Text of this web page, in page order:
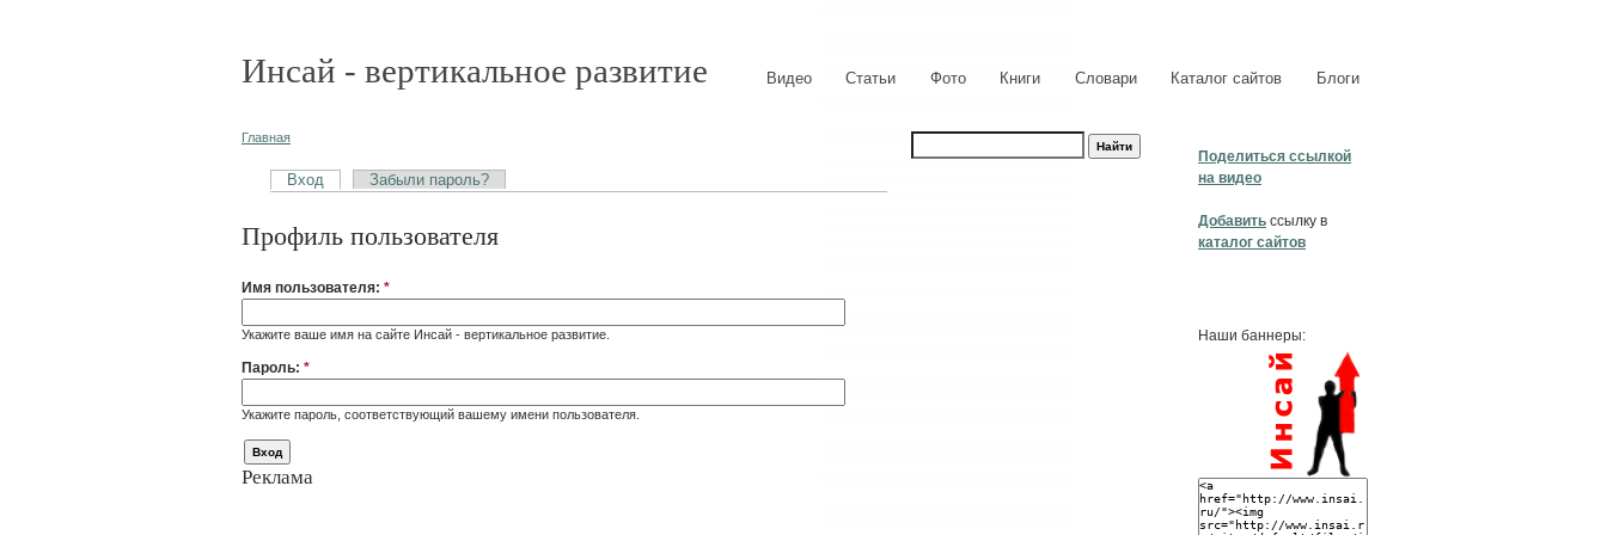
Инсай - вертикальное развитие Видео Статьи Фото Книги Словари Каталог сайтов Блоги
Поделиться ссылкой
на видео
Добавить ссылку в
каталог сайтов
Наши баннеры:
Главная
Вход Забыли пароль?
Профиль пользователя
Имя пользователя: *
Укажите ваше имя на сайте Инсай - вертикальное развитие.
Пароль: *
Укажите пароль, соответствующий вашему имени пользователя.
Реклама